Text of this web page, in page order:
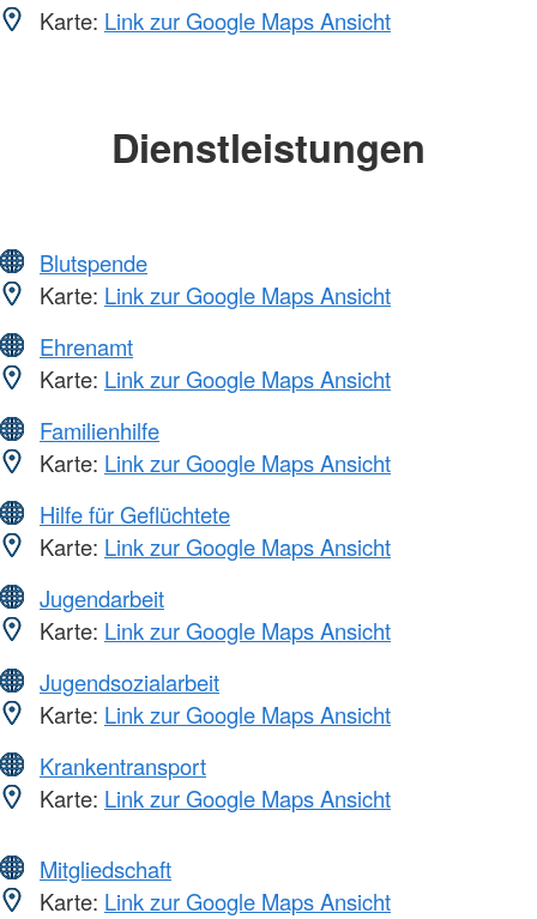
Karte: Link zur Google Maps Ansicht
Dienstleistungen
Blutspende
Karte: Link zur Google Maps Ansicht
Ehrenamt
Karte: Link zur Google Maps Ansicht
Familienhilfe
Karte: Link zur Google Maps Ansicht
Hilfe für Geflüchtete
Karte: Link zur Google Maps Ansicht
Jugendarbeit
Karte: Link zur Google Maps Ansicht
Jugendsozialarbeit
Karte: Link zur Google Maps Ansicht
Krankentransport
Karte: Link zur Google Maps Ansicht
Mitgliedschaft
Karte: Link zur Google Maps Ansicht